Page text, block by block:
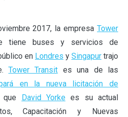
2017, la empresa Tower
tiene buses y servicios de
en Londres y Singapur trajo
Tower Transit es una de las
en la nueva licitación de
David Yorkees su actual
Capacitación y Nuevas